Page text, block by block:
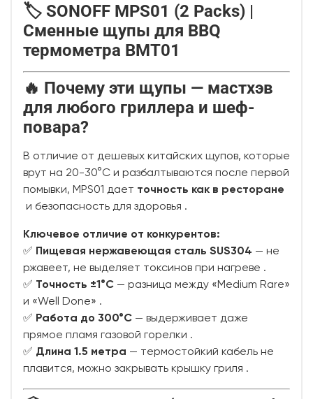
🏷️ SONOFF MPS01 (2 Packs) |
Сменные щупы для BBQ
термометра BMT01
🔥 Почему эти щупы — мастхэв
для любого гриллера и шеф-
повара?
В отличие от дешевых китайских щупов, которые
врут на 20-30°C и разбалтываются после первой
помывки, MPS01 дает точность как в ресторане
и безопасность для здоровья .
Ключевое отличие от конкурентов:
✅ Пищевая нержавеющая сталь SUS304 — не
ржавеет, не выделяет токсинов при нагреве .
✅ Точность ±1°C — разница между «Medium Rare»
и «Well Done» .
✅ Работа до 300°C — выдерживает даже
прямое пламя газовой горелки .
✅ Длина 1.5 метра — термостойкий кабель не
плавится, можно закрывать крышку гриля .